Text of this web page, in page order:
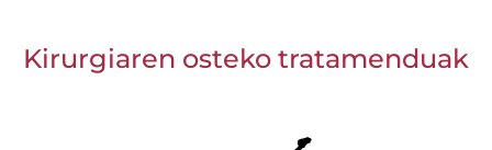
Kirurgiaren osteko tratamenduak